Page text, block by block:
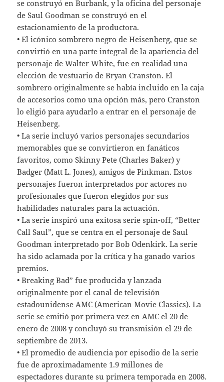
se construyó en Burbank, y la oficina del personaje
de Saul Goodman se construyó en el
estacionamiento de la productora.
• El icónico sombrero negro de Heisenberg, que se
convirtió en una parte integral de la apariencia del
personaje de Walter White, fue en realidad una
elección de vestuario de Bryan Cranston. El
sombrero originalmente se había incluido en la caja
de accesorios como una opción más, pero Cranston
lo eligió para ayudarlo a entrar en el personaje de
Heisenberg.
• La serie incluyó varios personajes secundarios
memorables que se convirtieron en fanáticos
favoritos, como Skinny Pete (Charles Baker) y
Badger (Matt L. Jones), amigos de Pinkman. Estos
personajes fueron interpretados por actores no
profesionales que fueron elegidos por sus
habilidades naturales para la actuación.
• La serie inspiró una exitosa serie spin-off, “Better
Call Saul”, que se centra en el personaje de Saul
Goodman interpretado por Bob Odenkirk. La serie
ha sido aclamada por la crítica y ha ganado varios
premios.
• Breaking Bad” fue producida y lanzada
originalmente por el canal de televisión
estadounidense AMC (American Movie Classics). La
serie se emitió por primera vez en AMC el 20 de
enero de 2008 y concluyó su transmisión el 29 de
septiembre de 2013.
• El promedio de audiencia por episodio de la serie
fue de aproximadamente 1.9 millones de
espectadores durante su primera temporada en 2008.